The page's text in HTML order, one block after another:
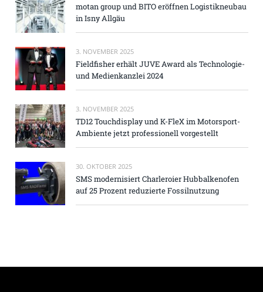
motan group und BITO eröffnen Logistikneubau
in Isny Allgäu
3. NOVEMBER 2025
Fieldfisher erhält JUVE Award als Technologie-
und Medienkanzlei 2024
3. NOVEMBER 2025
TD12 Touchdisplay und K-FleX im Motorsport-
Ambiente jetzt professionell vorgestellt
30. OKTOBER 2025
SMS modernisiert Charleroier Hubbalkenofen
auf 25 Prozent reduzierte Fossilnutzung